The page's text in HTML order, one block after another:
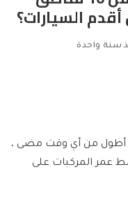
السيارات؟
سنة واحدة
أطول من أي وقت مضى ،
​​عمر المركبات على